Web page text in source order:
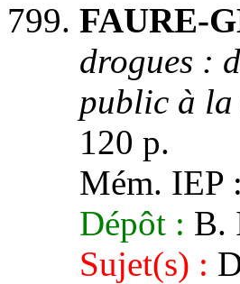
FAURE-
drogues :
public à la
120 p.
Mém. IEP
Dépôt : B.
Sujet(s) :